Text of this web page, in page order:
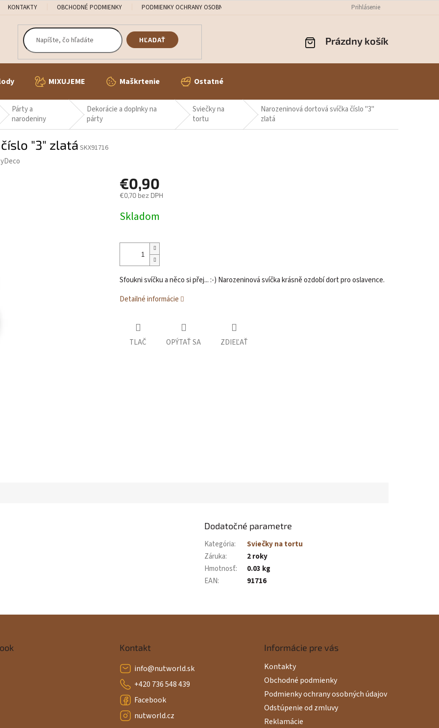
KONTAKTY OBCHODNÉ PODMIENKY PODMIENKY OCHRANY OSOBNÝCH ÚDAJOV REKLAMÁCIE
Prihlásenie
HĽADAŤ
NÁKUPNÝ
Prázdny košík
MIXUJEME Maškrtenie Ostatné
Párty a
narodeniny
Dekorácie a doplnky na
párty
Sviečky na
tortu
Narozeninová dortová svíčka číslo "3"
zlatá
"3" zlatá SKX91716
€0,90
€0,70 bez DPH
cena:
Skladom
Sfoukni svíčku a něco si přej... :-) Narozeninová svíčka krásně ozdobí dort pro oslavence.
Detailné informácie
TLAČ OPÝTAŤ SA ZDIEĽAŤ
Dodatočné parametre
Kategória:
Sviečky na tortu
Záruka:
2 roky
Hmotnosť:
0.03 kg
EAN: 91716
Kontakt
info@nutworld.sk
+420 736 548 439
Facebook
nutworld.cz
Informácie pre vás
Kontakty
Obchodné podmienky
Podmienky ochrany osobných údajov
Odstúpenie od zmluvy
Reklamácie